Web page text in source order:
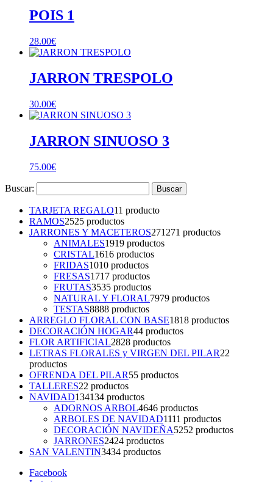
POIS 1
28.00€
JARRON TRESPOLO
30.00€
JARRON SINUOSO 3
75.00€
Buscar:
TARJETA REGALO11 producto
RAMOS2525 productos
JARRONES Y MACETEROS271 271 productos
ANIMALES1919 productos
CRISTAL1616 productos
FRIDAS1010 productos
FRESAS1717 productos
FRUTAS3535 productos
NATURAL Y FLORAL7979 productos
TESTAS8888 productos
ARREGLO FLORAL CON BASE1818 productos
DECORACIÓN HOGAR44 productos
FLOR ARTIFICIAL2828 productos
LETRAS FLORALES y VIRGEN DEL PILAR22
productos
OFRENDA DEL PILAR55 productos
TALLERES22 productos
NAVIDAD134134 productos
ADORNOS ARBOL4646 productos
ARBOLES DE NAVIDAD1111 productos
DECORACIÓN NAVIDEÑA5252 productos
JARRONES2424 productos
SAN VALENTIN3434 productos
Facebook